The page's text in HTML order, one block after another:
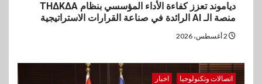
دياموند تعزز كفاءة الأداء المؤسسي بنظام THΔKΔA
منصة الـ AI الرائدة في صناعة القرارات الاستراتيجية
اتصالات وتكنولوجيا اخبار